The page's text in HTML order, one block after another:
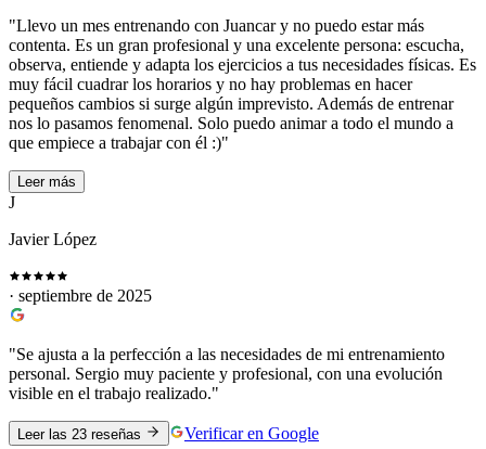
"Llevo un mes entrenando con Juancar y no puedo estar más
contenta. Es un gran profesional y una excelente persona: escucha,
observa, entiende y adapta los ejercicios a tus necesidades físicas. Es
muy fácil cuadrar los horarios y no hay problemas en hacer
pequeños cambios si surge algún imprevisto. Además de entrenar
nos lo pasamos fenomenal. Solo puedo animar a todo el mundo a
que empiece a trabajar con él :)"
Leer más
J
Javier López
· septiembre de 2025
"Se ajusta a la perfección a las necesidades de mi entrenamiento
personal. Sergio muy paciente y profesional, con una evolución
visible en el trabajo realizado."
Leer las 23 reseñas Verificar en Google